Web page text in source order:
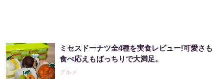
ミセスドーナツ全4種を実食レビュー!可愛さも
食べ応えもばっちりで大満足。
グルメ